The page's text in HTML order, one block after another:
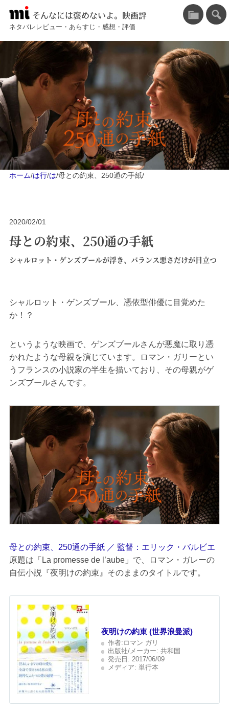
そんなには褒めないよ。映画評
ネタバレレビュー・あらすじ・感想・評価
ホーム/は行/は/母との約束、250通の手紙/
2020/02/01
母との約束、250通の手紙
シャルロット・ゲンズブールが浮き、バランス悪さだけが目立つ
シャルロット・ゲンズブール、憑依型俳優に目覚めた
か！？
というような映画で、ゲンズブールさんが悪魔に取り憑
かれたような母親を演じています。ロマン・ガリーとい
うフランスの小説家の半生を描いており、その母親がゲ
ンズブールさんです。
母との約束、250通の手紙 ／ 監督：エリック・バルビエ
原題は「La promesse de l’aube」で、ロマン・ガレーの
自伝小説『夜明けの約束』そのままのタイトルです。
夜明けの約束 (世界浪曼派)
作者: ロマン ガリ
出版社/メーカー: 共和国
発売日: 2017/06/09
メディア: 単行本